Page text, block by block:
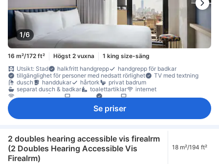
1/6
16 m²/172 ft² Högst 2 vuxna
1 king size-säng
Utsikt: Stad
halkfritt handgrepp
handgrepp för badkar
tillgänglighet för personer med nedsatt rörlighet
TV med textning
dusch
handdukar hårtork
privat badrum
separat dusch & badkar
toalettartiklar
internet
internet - trådlöst
artiklar för god sömn
skrivbord
garderob brandsläckare
rökdetektor
Rökpolicy - rökfria rum tillgängliga
Säkerhets-/skyddsfunktioner
värdeskåp för laptop
värdeskåp på rummet
Se priser
2 doubles hearing accessible vis firealrm
(2 Doubles Hearing Accessible Vis
Firealrm)
18 m²/194 ft²